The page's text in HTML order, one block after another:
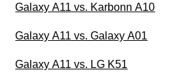
Galaxy A11 vs. Karbonn A10
Galaxy A11 vs. Galaxy A01
Galaxy A11 vs. LG K51